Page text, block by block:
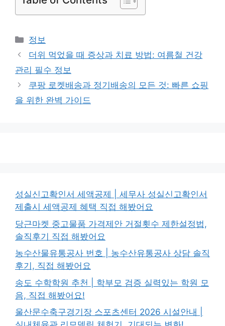
카
테
리
정보
더위 먹었을 때 증상과 치료 방법: 여름철 건강
관리 필수 정보
쿠팡 로켓배송과 정기배송의 모든 것: 빠른 쇼핑
을 위한 완벽 가이드
성실신고확인서 세액공제 | 세무사 성실신고확인서
제출시 세액공제 혜택 직접 해봤어요
당근마켓 중고물품 가격제안 거절횟수 제한설정법,
솔직후기 직접 해봤어요
농수산물유통공사 번호 | 농수산유통공사 상담 솔직
후기, 직접 해봤어요
송도 수학학원 추천 | 학부모 검증 실력있는 학원 모
음, 직접 해봤어요!
울산문수축구경기장 스포츠센터 2026 시설안내 |